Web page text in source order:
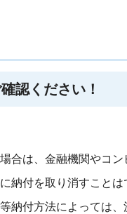
認ください！
合は、金融機関やコ
納付を取り消すこと
納付方法によっては